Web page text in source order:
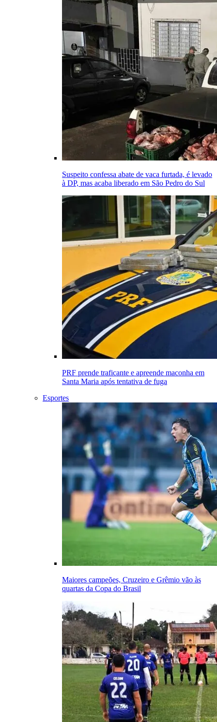
Suspeito confessa abate de vaca furtada, é levado
à DP, mas acaba liberado em São Pedro do Sul
PRF prende traficante e apreende maconha em
Santa Maria após tentativa de fuga
Esportes
Maiores campeões, Cruzeiro e Grêmio vão às
quartas da Copa do Brasil